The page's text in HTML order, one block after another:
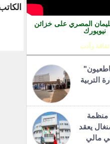
المصري على خزائن
نيويورك
ثقافة وأدب
التربية
منظمة
يعقد
مالي